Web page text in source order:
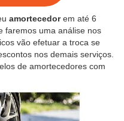
amortecedorem até 6
faremos uma análise nos
vão efetuar a troca se
nos demais serviços.
de amortecedores com